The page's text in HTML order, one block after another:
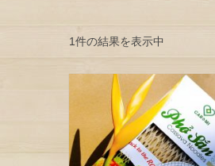
1件の結果を表示中